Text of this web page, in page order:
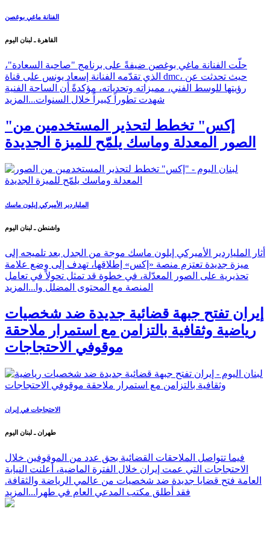
الفنانة ماغي بوغصن
القاهرة ـ لبنان اليوم
حلّت الفنانة ماغي بوغصن ضيفةً على برنامج "صاحبة السعادة"،
الذي تقدّمه الفنانة إسعاد يونس على قناة dmc، حيث تحدثت عن
رؤيتها للوسط الفني، مميزاته وتحدياته، مؤكدةً أن الساحة الفنية
شهدت تطوراً كبيراً خلال السنوات... المزيد
"إكس" تخطط لتحذير المستخدمين من
الصور المعدلة وماسك يلمّح للميزة الجديدة
الملياردير الأميركي إيلون ماسك
واشنطن ـ لبنان اليوم
أثار الملياردير الأميركي إيلون ماسك موجة من الجدل بعد تلميحه إلى
ميزة جديدة تعتزم منصة «إكس» إطلاقها، تهدف إلى وضع علامة
تحذيرية على الصور المعدّلة، في خطوة قد تمثل تحولاً في تعامل
المنصة مع المحتوى المضلل وا... المزيد
إيران تفتح جبهة قضائية جديدة ضد شخصيات
رياضية وثقافية بالتزامن مع استمرار ملاحقة
موقوفي الاحتجاجات
الاحتجاجات في إيران
طهران ـ لبنان اليوم
فيما تتواصل الملاحقات القضائية بحق عدد من الموقوفين خلال
الاحتجاجات التي عمت إيران خلال الفترة الماضية، أعلنت النيابة
العامة فتح قضايا جديدة ضد شخصيات من عالمي الرياضة والثقافة.
فقد أطلق مكتب المدعي العام في طهرا... المزيد